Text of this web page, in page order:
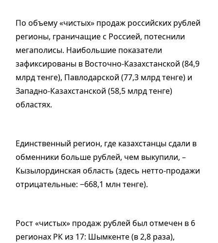
По объему «чистых» продаж российских рублей
регионы, граничащие с Россией, потеснили
мегаполисы. Наибольшие показатели
зафиксированы в Восточно-Казахстанской (84,9
млрд тенге), Павлодарской (77,3 млрд тенге) и
Западно-Казахстанской (58,5 млрд тенге)
областях.
Единственный регион, где казахстанцы сдали в
обменники больше рублей, чем выкупили, –
Кызылординская область (здесь нетто-продажи
отрицательные: −668,1 млн тенге).
Рост «чистых» продаж рублей был отмечен в 6
регионах РК из 17: Шымкенте (в 2,8 раза),